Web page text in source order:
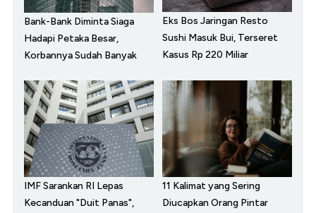
Bank-Bank Diminta Siaga
Hadapi Petaka Besar,
Korbannya Sudah Banyak
Eks Bos Jaringan Resto
Sushi Masuk Bui, Terseret
Kasus Rp 220 Miliar
IMF Sarankan RI Lepas
Kecanduan "Duit Panas",
11 Kalimat yang Sering
Diucapkan Orang Pintar